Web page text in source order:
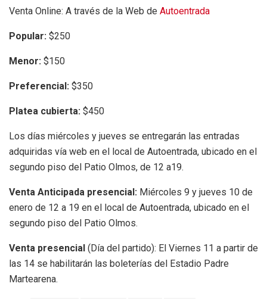
Venta Online: A través de la Web de Autoentrada
Popular: $250
Menor: $150
Preferencial: $350
Platea cubierta: $450
Los días miércoles y jueves se entregarán las entradas
adquiridas vía web en el local de Autoentrada, ubicado en el
segundo piso del Patio Olmos, de 12 a19.
Venta Anticipada presencial: Miércoles 9 y jueves 10 de
enero de 12 a 19 en el local de Autoentrada, ubicado en el
segundo piso del Patio Olmos.
Venta presencial (Día del partido): El Viernes 11 a partir de
las 14 se habilitarán las boleterías del Estadio Padre
Martearena.